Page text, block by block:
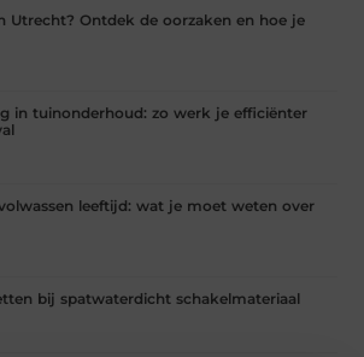
Utrecht? Ontdek de oorzaken en hoe je
in tuinonderhoud: zo werk je efficiënter
leeftijd: wat je moet weten over
bij spatwaterdicht schakelmateriaal